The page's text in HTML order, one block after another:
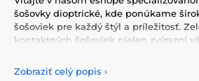
šošovky dioptrické, kde ponúkame
šošoviek pre každý štýl a príležitosť.
kontaktných šošoviek nielen zvýrazní
jedinečnosť. Vyberte si z našej pestrej
Zobraziť celý popis ›